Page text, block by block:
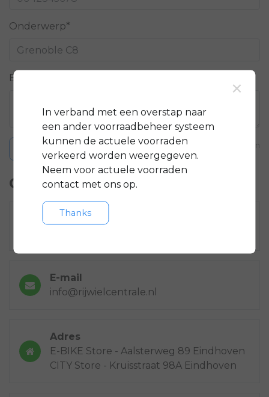
Onderwerp*
Bericht*
Verstuur * Verplichte velden
Contactgegevens
Bel ons
E-mail
info@rijwielcentrale.nl
Adres
E-BIKE Store - Aalsterweg 89 Eindhoven
CITY Store - Kruisstraat 98A Eindhoven
×
In verband met een overstap naar
een ander voorraadbeheer systeem
kunnen de actuele voorraden
verkeerd worden weergegeven.
Neem voor actuele voorraden
contact met ons op.
Thanks